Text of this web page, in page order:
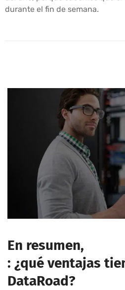
durante el fin de semana.
En resumen,
: ¿qué ventajas
DataRoad?